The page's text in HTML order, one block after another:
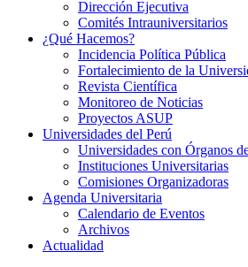
Dirección Ejecutiva
Comités Intrauniversitarios
¿Qué Hacemos?
Incidencia Política Pública
Fortalecimiento de la
Revista Científica
Monitoreo de Noticias
Proyectos ASUP
Universidades del Perú
Universidades con Órganos
Instituciones Universitarias
Comisiones Organizadoras
Agenda Universitaria
Calendario de Eventos
Archivos
Actualidad